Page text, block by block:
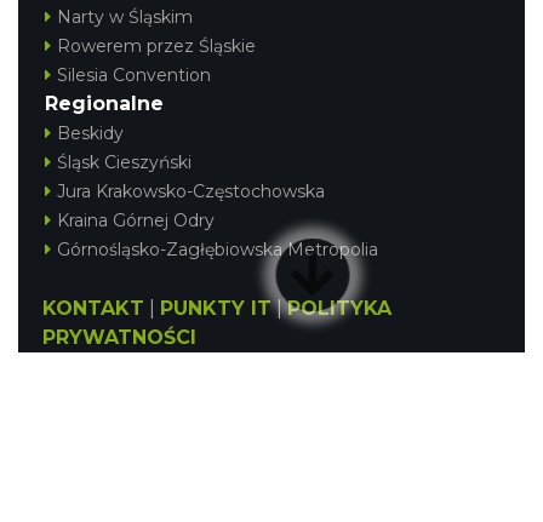
Narty w Śląskim
Rowerem przez Śląskie
Silesia Convention
Regionalne
Beskidy
Śląsk Cieszyński
Jura Krakowsko-Częstochowska
Kraina Górnej Odry
Górnośląsko-Zagłębiowska Metropolia
KONTAKT PUNKTY IT|POLITYKA
PRYWATNOŚCI